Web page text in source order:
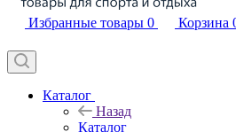
Избранные товары 0 Корзина
Каталог
Назад
Каталог